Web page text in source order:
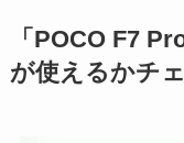
「POCO F7
が使えるかチ